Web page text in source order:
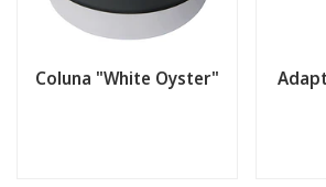
Coluna "White Oyster"